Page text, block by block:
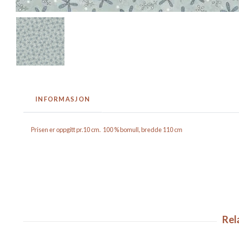
INFORMASJON
Prisen er oppgitt pr.10 cm. 100 % bomull, bredde 110 cm